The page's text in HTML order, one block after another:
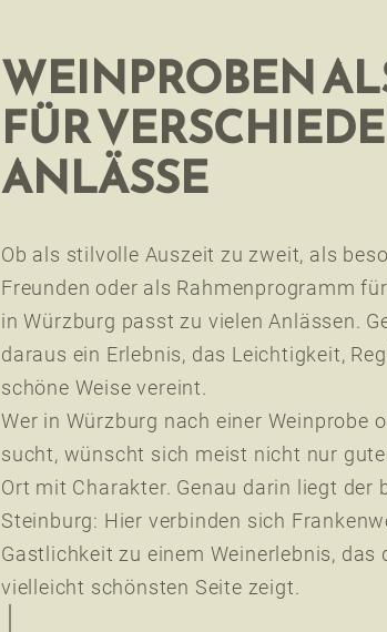
WEINPROBEN
FÜR
ANLÄSSE
Ob als stilvolle Auszeit zu zweit, als
Freunden oder als Rahmenprogramm
in Würzburg passt zu vielen Anlässen.
daraus ein Erlebnis, das Leichtigkeit,
schöne Weise vereint.
Wer in Würzburg nach einer Weinprobe
sucht, wünscht sich meist nicht nur
Ort mit Charakter. Genau darin liegt der
Steinburg: Hier verbinden sich
Gastlichkeit zu einem Weinerlebnis, das
vielleicht schönsten Seite zeigt.